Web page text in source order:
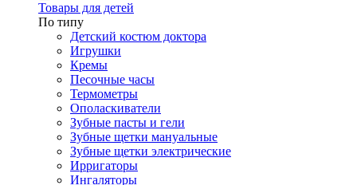
Товары для детей
По типу
Детский костюм доктора
Игрушки
Кремы
Песочные часы
Термометры
Ополаскиватели
Зубные пасты и гели
Зубные щетки мануальные
Зубные щетки электрические
Ирригаторы
Ингаляторы